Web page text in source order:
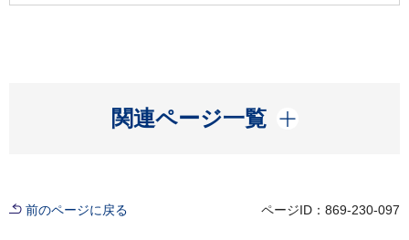
関連ページ一覧
開く
前のページに戻る ページID：869-230-097